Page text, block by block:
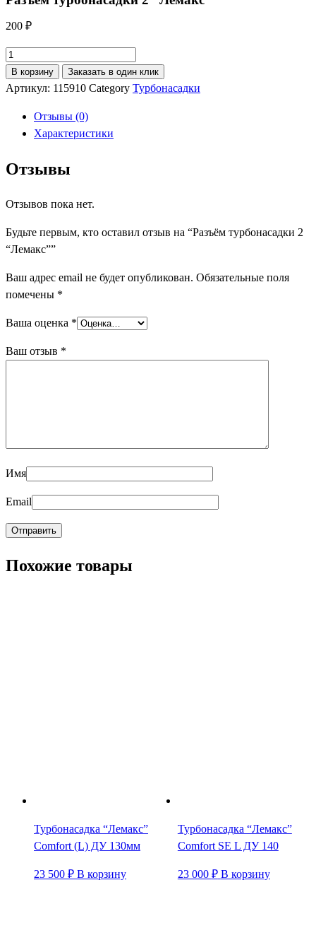
200 ₽
Количество
товара
Разъём
"Лемакс"
В корзину Заказать в один клик
Артикул: 115910 Category Турбонасадки
Отзывы (0)
Характеристики
Отзывы
Отзывов пока нет.
Будьте первым, кто оставил отзыв на “Разъём турбонасадки 2
“Лемакс””
Ваш адрес email не будет опубликован. Обязательные поля
помечены *
Ваша оценка *
Ваш отзыв *
Имя
Email
Похожие товары
Турбонасадка “Лемакс”
Comfort (L) ДУ 130мм
23 500 ₽ В корзину
Турбонасадка “Лемакс”
Comfort SE L ДУ 140
23 000 ₽ В корзину